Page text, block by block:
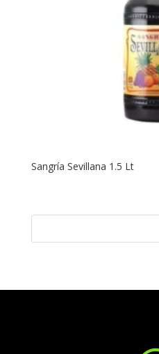
Sangría Sevillana 1.5 Lt